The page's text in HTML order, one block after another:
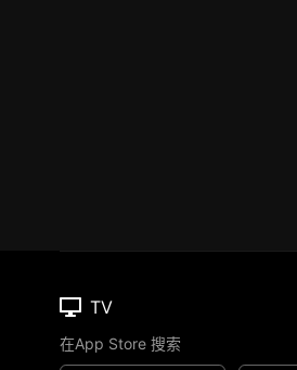
TV
在App Store 搜索